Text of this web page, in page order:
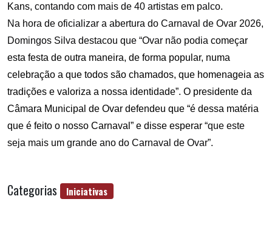
Kans, contando com mais de 40 artistas em palco.
Na hora de oficializar a abertura do Carnaval de Ovar 2026,
Domingos Silva destacou que “Ovar não podia começar
esta festa de outra maneira, de forma popular, numa
celebração a que todos são chamados, que homenageia as
tradições e valoriza a nossa identidade”. O presidente da
Câmara Municipal de Ovar defendeu que “é dessa matéria
que é feito o nosso Carnaval” e disse esperar “que este
seja mais um grande ano do Carnaval de Ovar”.
Categorias Iniciativas